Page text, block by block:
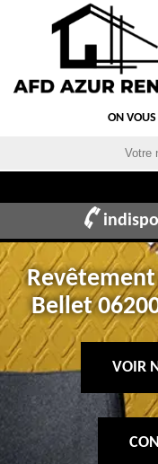
ON
Bellet
VOIR